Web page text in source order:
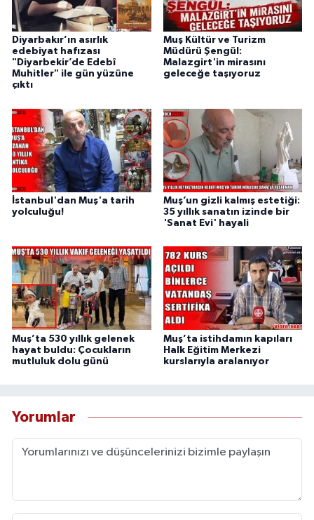
Diyarbakır’ın asırlık
edebiyat hafızası
"Diyarbekir’de Edebî
Muhitler" ile gün yüzüne
çıktı
Muş Kültür ve Turizm
Müdürü Şengül:
Malazgirt'in mirasını
geleceğe taşıyoruz
İstanbul'dan Muş'a tarih
yolculuğu!
Muş’un gizli kalmış estetiği:
35 yıllık sanatın izinde bir
'Sanat Evi' hayali
Muş’ta 530 yıllık gelenek
hayat buldu: Çocukların
mutluluk dolu günü
Muş’ta istihdamın kapıları
Halk Eğitim Merkezi
kurslarıyla aralanıyor
Yorumlar